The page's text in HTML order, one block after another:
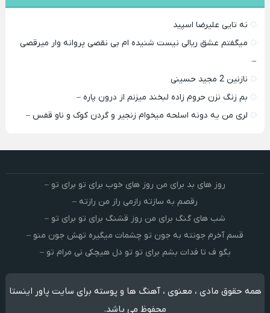
نه تایی علیرضا اسپید
میگفتم عشق ریالی نیست شنیده ام بی نقصی پروانه وار میرقصی
–
نازنین 2 مجید حسینی
بم زنگ نزن حروم زاده لبخند میزنم از درون پاره –
لری من یه دونه اسلحه میخوام زﻧﺠﻴﺮ و ﮔﺮدن ﻛﻮک و ﻧﺎو ﻗﻔﺲ –
روز های بد برای من روز های خوب برای تو برای تو –
رقصم به سازته رازمی راز من رازته –
شب های گنگ برای من روز قشنگ برای تو برای تو –
قسم آخرم جونته به جون تو چشمات میگیره تهش جون منو –
بگو ف تا فدات بشم برای تو تو دل هیچکی نی مرام تو –
همه حقوق مادی ، معنوی ، آهنگ ها و پوسته برای سایت پاور اینستا
محفوظ می باشد.